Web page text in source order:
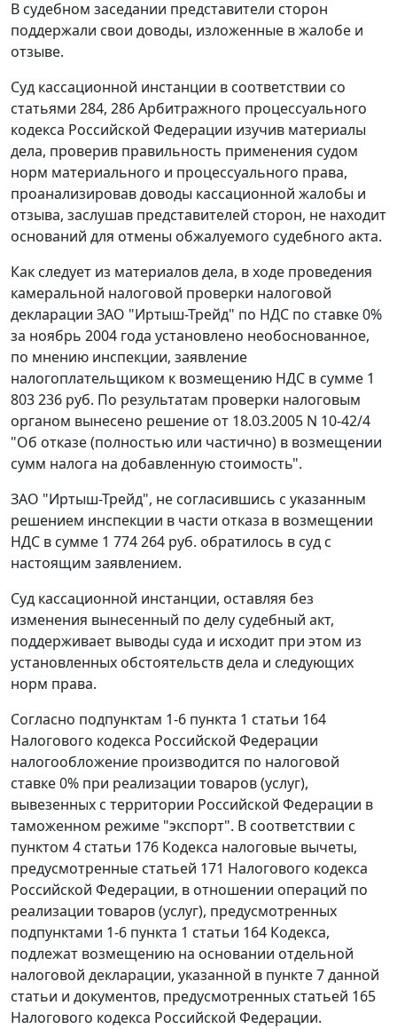
В судебном заседании представители сторон
поддержали свои доводы, изложенные в жалобе и
отзыве.
Суд кассационной инстанции в соответствии со
статьями 284, 286Арбитражного процессуального
кодекса Российской Федерации изучив материалы
дела, проверив правильность применения судом
норм материального и процессуального права,
проанализировав доводы кассационной жалобы и
отзыва, заслушав представителей сторон, не находит
оснований для отмены обжалуемого судебного акта.
Как следует из материалов дела, в ходе проведения
камеральной налоговой проверки налоговой
декларации ЗАО "Иртыш-Трейд" по НДС по ставке 0%
за ноябрь 2004 года установлено необоснованное,
по мнению инспекции, заявление
налогоплательщиком к возмещению НДС в сумме 1
803 236 руб. По результатам проверки налоговым
органом вынесено решение от 18.03.2005 N 10-42/4
"Об отказе (полностью или частично) в возмещении
сумм налога на добавленную стоимость".
ЗАО "Иртыш-Трейд", не согласившись с указанным
решением инспекции в части отказа в возмещении
НДС в сумме 1 774 264 руб. обратилось в суд с
настоящим заявлением.
Суд кассационной инстанции, оставляя без
изменения вынесенный по делу судебный акт,
поддерживает выводы суда и исходит при этом из
установленных обстоятельств дела и следующих
норм права.
Согласно подпунктам 1-6 пункта 1 статьи 164
Налогового кодекса Российской Федерации
налогообложение производится по налоговой
ставке 0% при реализации товаров (услуг),
вывезенных с территории Российской Федерации в
таможенном режиме "экспорт". В соответствии с
пунктом 4 статьи 176 Кодекса налоговые вычеты,
предусмотренные статьей 171 Налогового кодекса
Российской Федерации, в отношении операций по
реализации товаров (услуг), предусмотренных
подпунктами 1-6 пункта 1 статьи 164 Кодекса,
подлежат возмещению на основании отдельной
налоговой декларации, указанной в пункте 7данной
статьи и документов, предусмотренных статьей 165
Налогового кодекса Российской Федерации.